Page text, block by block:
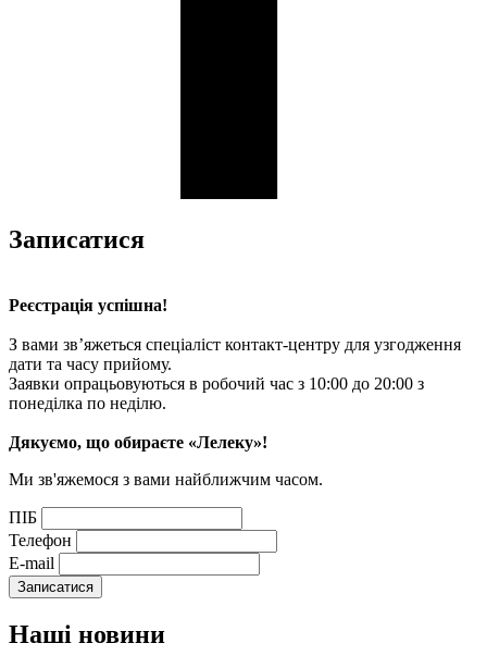
Записатися
Реєстрація успішна!
З вами зв’яжеться спеціаліст контакт-центру для узгодження
дати та часу прийому.
Заявки опрацьовуються в робочий час з 10:00 до 20:00 з
понеділка по неділю.
Дякуємо, що обираєте «Лелеку»!
Ми зв'яжемося з вами найближчим часом.
ПІБ
Телефон
E-mail
Наші новини